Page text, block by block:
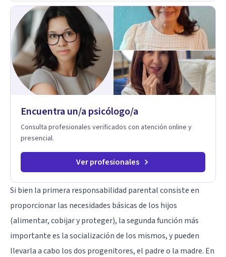
Mindfulness. Estimulación temprana, Establecimiento del
vínculo del Apego Seguro. Orientación sexual,
Acompañamiento Tanatológico. Cuidados paliativos en
enfermedades crónicas.
Encuentra un/a psicólogo/a
Consulta profesionales verificados con atención online y
presencial.
Ver profesionales
Si bien la primera responsabilidad parental consiste en
proporcionar las necesidades básicas de los hijos
(alimentar, cobijar y proteger), la segunda función más
importante es la socialización de los mismos, y pueden
llevarla a cabo los dos progenitores, el padre o la madre. En